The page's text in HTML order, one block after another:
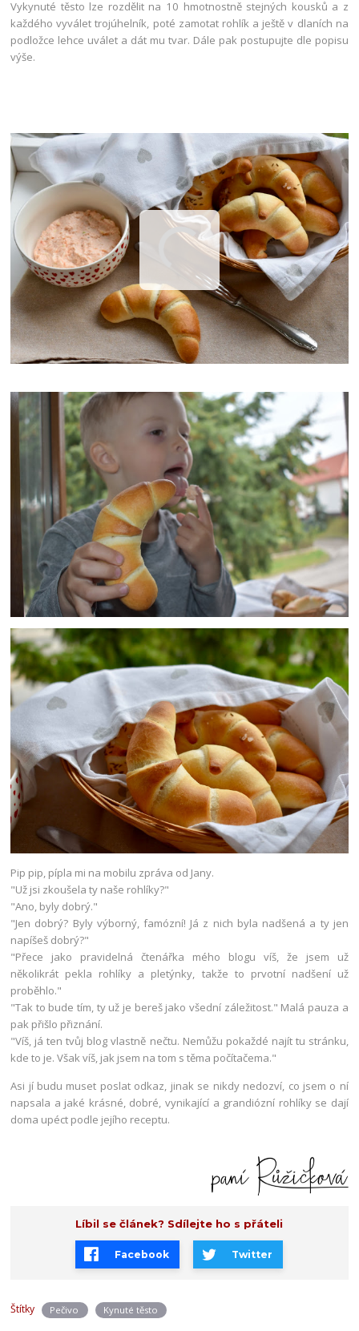
Vykynuté těsto lze rozdělit na 10 hmotnostně stejných kousků a z
každého vyválet trojúhelník, poté zamotat rohlík a ještě v dlaních na
podložce lehce uválet a dát mu tvar. Dále pak postupujte dle popisu
výše.
Pip pip, pípla mi na mobilu zpráva od Jany.
"Už jsi zkoušela ty naše rohlíky?"
"Ano, byly dobrý."
"Jen dobrý? Byly výborný, famózní! Já z nich byla nadšená a ty jen
napíšeš dobrý?"
"Přece jako pravidelná čtenářka mého blogu víš, že jsem už
několikrát pekla rohlíky a pletýnky, takže to prvotní nadšení už
proběhlo."
"Tak to bude tím, ty už je bereš jako všední záležitost." Malá pauza a
pak přišlo přiznání.
"Víš, já ten tvůj blog vlastně nečtu. Nemůžu pokaždé najít tu stránku,
kde to je. Však víš, jak jsem na tom s těma počítačema."
Asi jí budu muset poslat odkaz, jinak se nikdy nedozví, co jsem o ní
napsala a jaké krásné, dobré, vynikající a grandiózní rohlíky se dají
doma upéct podle jejího receptu.
Líbil se článek? Sdílejte ho s přáteli
Facebook Twitter
Štítky Pečivo Kynuté těsto